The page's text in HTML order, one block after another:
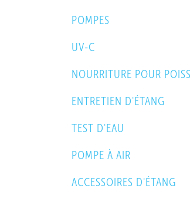
POMPES
UV-C
NOURRITURE POUR
ENTRETIEN D'ÉTANG
TEST D'EAU
POMPE À AIR
ACCESSOIRES D'ÉTANG